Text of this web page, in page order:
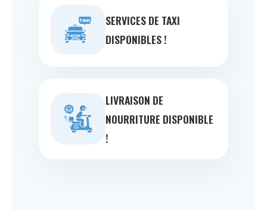
SERVICES DE TAXI
DISPONIBLES !
LIVRAISON DE
NOURRITURE DISPONIBLE
!